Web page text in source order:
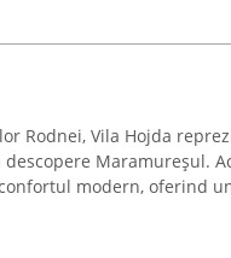
Rodnei, Vila Hojda
Maramureșul.
modern, oferind